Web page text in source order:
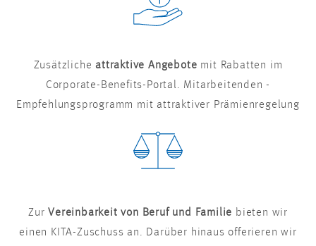
Zusätzliche attraktive Angebote mit Rabatten im
Corporate-Benefits-Portal. Mitarbeitenden -
Empfehlungsprogramm mit attraktiver Prämienregelung
ZurVereinbarkeit von Beruf und Familie bieten wir
einen KITA-Zuschuss an. Darüber hinaus offerieren wir